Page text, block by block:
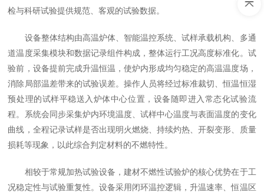
检与科研试验提供规范、客观的试验数据。
设备整体结构由高温炉体、智能温控系统、试样承载机构、多通
道温度采集模块和数据记录组件构成，整体运行工况高度标准化。试
验前，设备提前完成升温恒温，使炉内形成均匀稳定的高温温度场，
消除局部温差带来的试验误差。操作人员将经过标准裁切、恒温恒湿
预处理的试样平稳送入炉体中心位置，设备随即进入常态化试验流
程。系统会同步采集炉内环境温度、试样中心温度与表面温度的变化
曲线，全程记录试样是否出现明火燃烧、持续灼热、开裂变形、质量
损耗等现象，以此综合判定材料的不燃特性。
相较于常规加热试验设备，建材不燃性试验炉的核心优势在于工
况稳定性与试验重复性。设备采用闭环温控逻辑，升温速率、恒温区